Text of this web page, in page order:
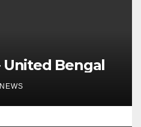
– United Bengal